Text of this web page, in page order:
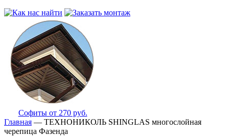
Софиты от 270 руб.
Главная — ТЕХНОНИКОЛЬ SHINGLAS многослойная
черепица Фазенда